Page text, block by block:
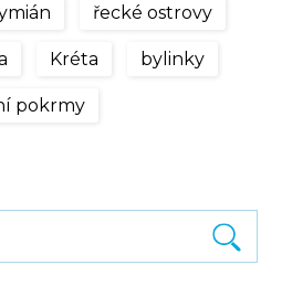
řecké ostrovy
Kréta bylinky
pokrmy